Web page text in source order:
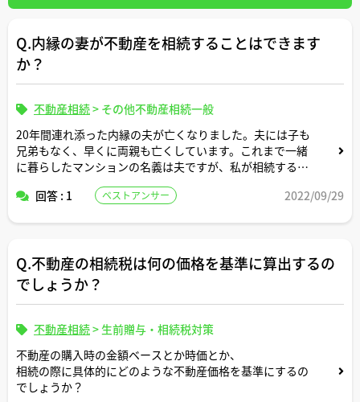
Q.内縁の妻が不動産を相続することはできます
か？
不動産相続> その他不動産相続一般
20年間連れ添った内縁の夫が亡くなりました。夫には子も
兄弟もなく、早くに両親も亡くしています。これまで一緒
に暮らしたマンションの名義は夫ですが、私が相続するこ
回答 : 1
ベストアンサー 2022/09/29
Q.不動産の相続税は何の価格を基準に算出するの
でしょうか？
不動産相続> 生前贈与・相続税対策
不動産の購入時の金額ベースとか時価とか、
相続の際に具体的にどのような不動産価格を基準にするの
でしょうか？